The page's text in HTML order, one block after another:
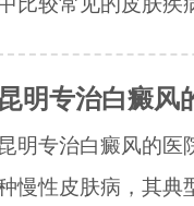
昆明专治白癜风
昆明专治白癜风的医
慢性皮肤病，其典